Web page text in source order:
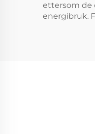
ettersom de
energibruk.